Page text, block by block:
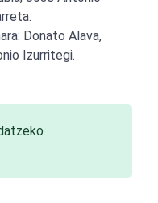
Donato Alava,
Izurritegi.